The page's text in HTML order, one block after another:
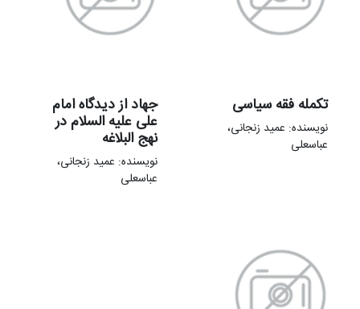
تکمله فقه سیاسی
نویسنده: عمید زنجانی،
عباسعلی
جهاد از دیدگاه امام
علی علیه السلام در
نهج البلاغه
نویسنده: عمید زنجانی،
عباسعلی